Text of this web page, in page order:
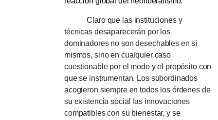
Claro que las instituciones y
técnicas desaparecerán por los
dominadores no son desechables en sí
mismos, sino en cualquier caso
cuestionable por el modo y el propósito con
que se instrumentan. Los subordinados
acogieron siempre en todos los órdenes de
su existencia social las innovaciones
compatibles con su bienestar, y se